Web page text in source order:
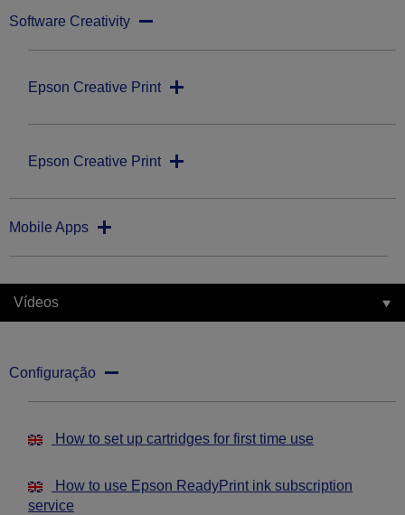
Software Creativity
Epson Creative Print
Epson Creative Print
Mobile Apps
Vídeos
Configuração
How to set up cartridges for first time use
How to use Epson ReadyPrint ink subscription
service